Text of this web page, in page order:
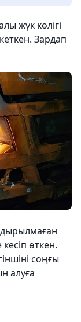
жүк көлігі
Зардап
өткен.
соңғы
алуға